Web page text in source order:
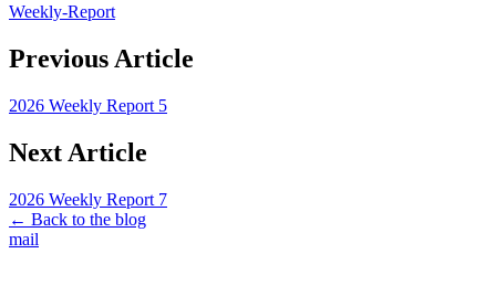
Weekly-Report
Previous Article
2026 Weekly Report 5
Next Article
2026 Weekly Report 7
← Back to the blog
mail